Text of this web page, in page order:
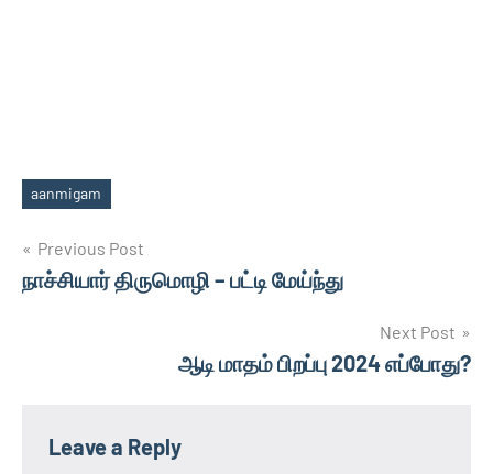
Tags
aanmigam
Post
navigation
Previous Post
நாச்சியார் திருமொழி – பட்டி மேய்ந்து
Next Post
ஆடி மாதம் பிறப்பு 2024 எப்போது?
Leave a Reply